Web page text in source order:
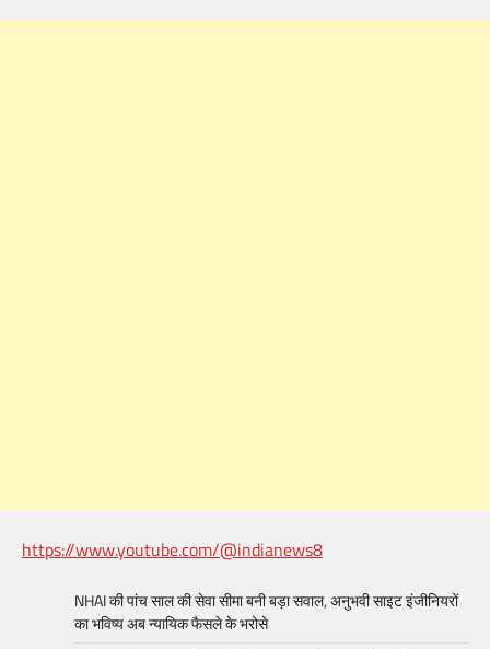
https://www.youtube.com/@indianews8
NHAI की पांच साल की सेवा सीमा बनी बड़ा सवाल, अनुभवी साइट इंजीनियरों
का भविष्य अब न्यायिक फैसले के भरोसे